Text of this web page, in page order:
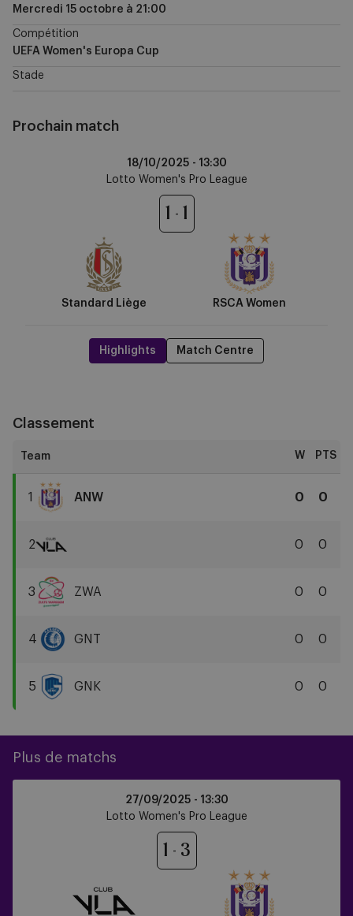
Mercredi 15 octobre à 21:00
Compétition
UEFA Women's Europa Cup
Stade
Prochain match
18/10/2025 - 13:30
Lotto Women's Pro League
Standard Liège
1 1
RSCA Women
Highlights Match Centre
Classement
W PTS
1
Women
ANW 0 0
2
YLA
0 0
3
Zulte
Waregem
ZWA 0 0
4
Gent
GNT 0 0
5
GNK 0 0
Plus de matchs
27/09/2025 - 13:30
Lotto Women's Pro League
1 3